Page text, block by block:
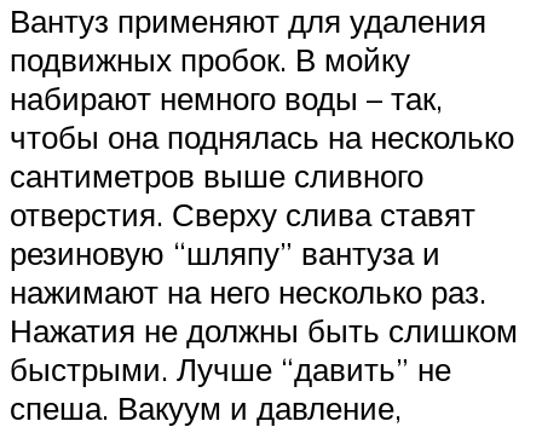
Вантуз применяют для удаления
подвижных пробок. В мойку
набирают немного воды – так,
чтобы она поднялась на несколько
сантиметров выше сливного
отверстия. Сверху слива ставят
резиновую “шляпу” вантуза и
нажимают на него несколько раз.
Нажатия не должны быть слишком
быстрыми. Лучше “давить” не
спеша. Вакуум и давление,